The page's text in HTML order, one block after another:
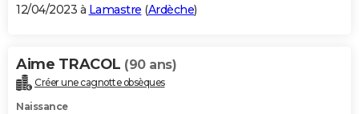
12/04/2023 à Lamastre (Ardèche)
Aime TRACOL (90 ans)
Créer une cagnotte obsèques
Naissance